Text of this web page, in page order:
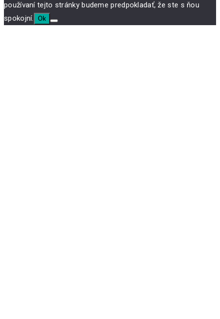
používaní tejto stránky budeme predpokladať, že ste s ňou
spokojní. Ok